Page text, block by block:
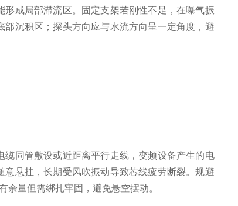
成局部滞流区。固定支架若刚性不足，在曝气振
沉积区；探头方向应与水流方向呈一定角度，避
同管敷设或近距离平行走线，变频设备产生的电
悬挂，长期受风吹振动导致芯线疲劳断裂。规避
量但需绑扎牢固，避免悬空摆动。